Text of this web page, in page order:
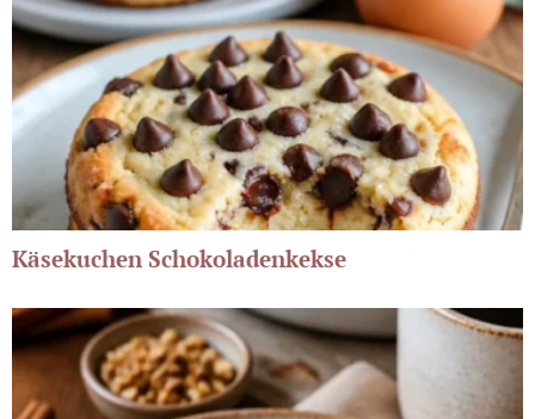
Käsekuchen Schokoladenkekse